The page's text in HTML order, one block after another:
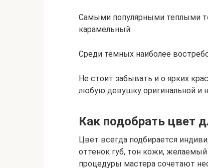
Самыми популярными теплыми
карамельный.
Среди темных наиболее
Не стоит забывать и о ярких
любую девушку оригинальной и
Как подобрать цвет
Цвет всегда подбирается
оттенок губ, тон кожи,
процедуры мастера сочетают